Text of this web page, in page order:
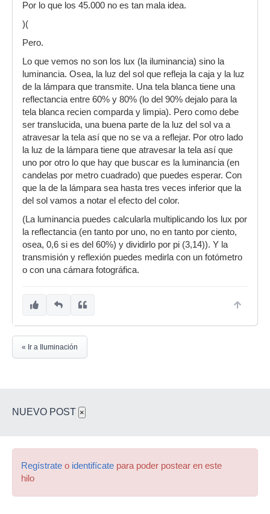
Por lo que los 45.000 no es tan mala idea.
)(
Pero.
Lo que vemos no son los lux (la iluminancia) sino la
luminancia. Osea, la luz del sol que refleja la caja y la luz
de la lámpara que transmite. Una tela blanca tiene una
reflectancia entre 60% y 80% (lo del 90% dejalo para la
tela blanca recien comparda y limpia). Pero como debe
ser translucida, una buena parte de la luz del sol va a
atravesar la tela así que no se va a reflejar. Por otro lado
la luz de la lámpara tiene que atravesar la tela así que
uno por otro lo que hay que buscar es la luminancia (en
candelas por metro cuadrado) que puedes esperar. Con
que la de la lámpara sea hasta tres veces inferior que la
del sol vamos a notar el efecto del color.
(La luminancia puedes calcularla multiplicando los lux por
la reflectancia (en tanto por uno, no en tanto por ciento,
osea, 0,6 si es del 60%) y dividirlo por pi (3,14)). Y la
transmisión y reflexión puedes medirla con un fotómetro
o con una cámara fotográfica.
« Ir a Iluminación
NUEVO POST ×
Regístrate o identifícate para poder postear en este
hilo